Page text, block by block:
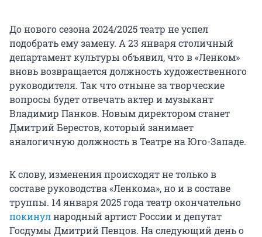
До нового сезона 2024/2025 театр не успел
подобрать ему замену. А 23 января столичный
департамент культуры объявил, что в «Ленком»
вновь возвращается должность художественного
руководителя. Так что отныне за творческие
вопросы будет отвечать актер и музыкант
Владимир Панков. Новым директором станет
Дмитрий Берестов, который занимает
аналогичную должность в Театре на Юго-Западе.
К слову, изменения происходят не только в
составе руководства «Ленкома», но и в составе
труппы. 14 января 2025 года театр окончательно
покинулнародный артист России и депутат
Госдумы Дмитрий Певцов. На следующий день о